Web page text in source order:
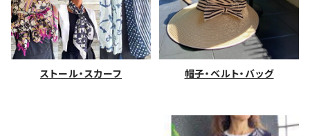
ストール・スカーフ 帽子・ベルト・バッグ